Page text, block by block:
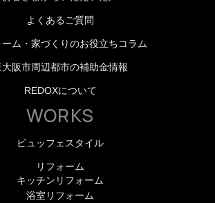
よくあるご質問
ーム・家づくりのお役立ちコラム
大阪市周辺都市の補助金情報
REDOXについて
WORKS
ビュッフェスタイル
リフォーム
キッチンリフォーム
浴室リフォーム